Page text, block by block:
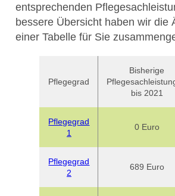
entsprechenden
bessere Übersicht haben wir die
einer Tabelle für Sie
Pflegegrad
Bisherige
bis 2021
Pflegegrad
1
0 Euro
Pflegegrad
2
689 Euro